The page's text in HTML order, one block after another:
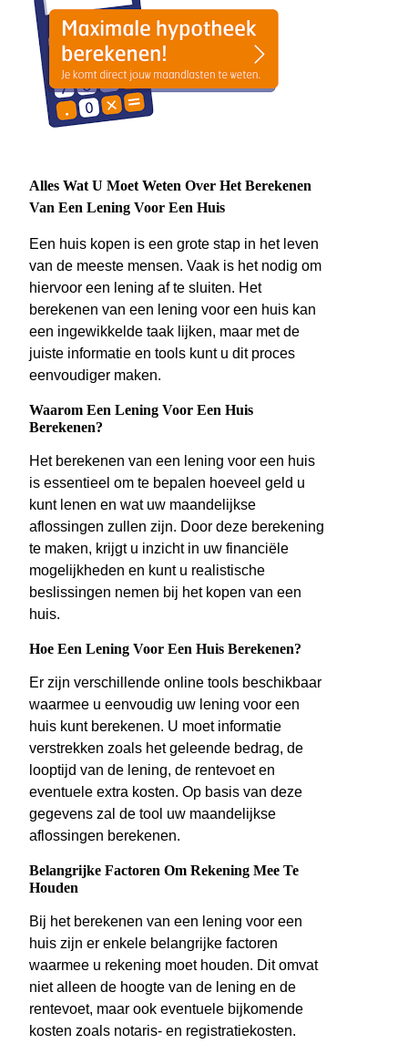
Alles Wat U Moet Weten Over Het Berekenen
Van Een Lening Voor Een Huis
Een huis kopen is een grote stap in het leven
van de meeste mensen. Vaak is het nodig om
hiervoor een lening af te sluiten. Het
berekenen van een lening voor een huis kan
een ingewikkelde taak lijken, maar met de
juiste informatie en tools kunt u dit proces
eenvoudiger maken.
Waarom Een Lening Voor Een Huis
Berekenen?
Het berekenen van een lening voor een huis
is essentieel om te bepalen hoeveel geld u
kunt lenen en wat uw maandelijkse
aflossingen zullen zijn. Door deze berekening
te maken, krijgt u inzicht in uw financiële
mogelijkheden en kunt u realistische
beslissingen nemen bij het kopen van een
huis.
Hoe Een Lening Voor Een Huis Berekenen?
Er zijn verschillende online tools beschikbaar
waarmee u eenvoudig uw lening voor een
huis kunt berekenen. U moet informatie
verstrekken zoals het geleende bedrag, de
looptijd van de lening, de rentevoet en
eventuele extra kosten. Op basis van deze
gegevens zal de tool uw maandelijkse
aflossingen berekenen.
Belangrijke Factoren Om Rekening Mee Te
Houden
Bij het berekenen van een lening voor een
huis zijn er enkele belangrijke factoren
waarmee u rekening moet houden. Dit omvat
niet alleen de hoogte van de lening en de
rentevoet, maar ook eventuele bijkomende
kosten zoals notaris- en registratiekosten.